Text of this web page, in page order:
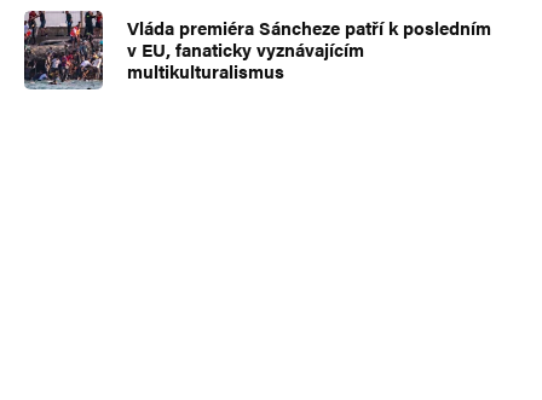
Vláda premiéra Sáncheze patří k posledním
v EU, fanaticky vyznávajícím
multikulturalismus